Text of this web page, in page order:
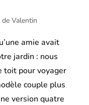
Valentin
amie avait
jardin : nous
toit pour voyager
couple plus
version quatre